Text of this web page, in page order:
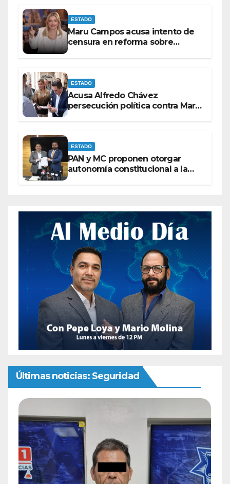
ESTADO
Maru Campos acusa intento de
censura en reforma sobre
ESTADO
Acusa Alfredo Chávez
persecución política contra Maru
ESTADO
PAN y MC proponen otorgar
autonomía constitucional a la
Últimas noticias: Seguridad